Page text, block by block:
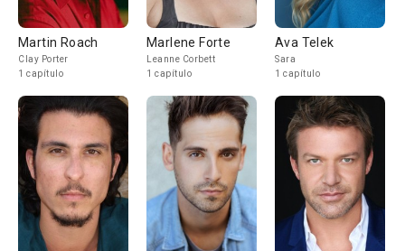
Martin Roach
Clay Porter
1 capítulo
Marlene Forte
Leanne Corbett
1 capítulo
Ava Telek
Sara
1 capítulo